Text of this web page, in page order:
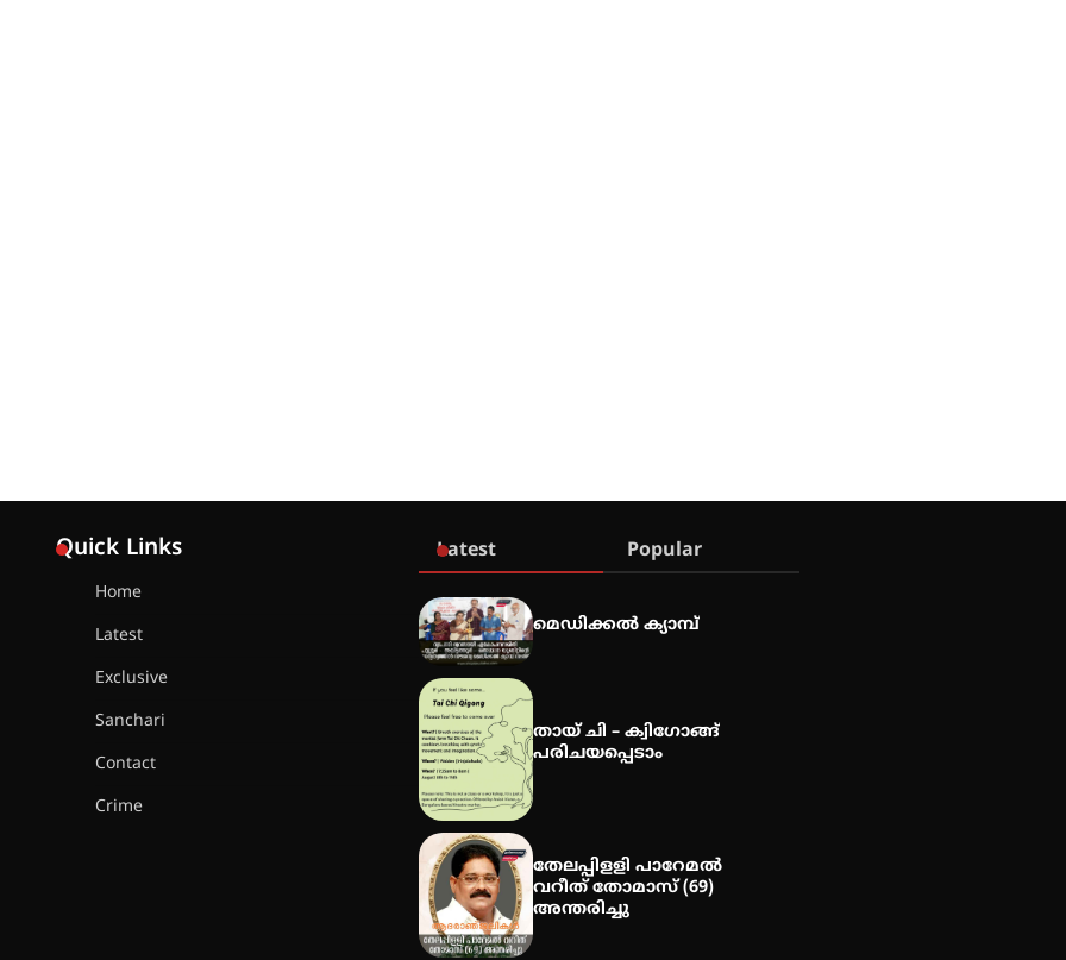
Quick Links
Home
Latest
Exclusive
Sanchari
Contact
Crime
Latest Popular
മെഡിക്കൽ ക്യാമ്പ്
തായ് ചി – ക്വിഗോങ്ങ്
പരിചയപ്പെടാം
തേലപ്പിളളി പാറേമൽ
വറീത് തോമാസ് (69)
അന്തരിച്ചു